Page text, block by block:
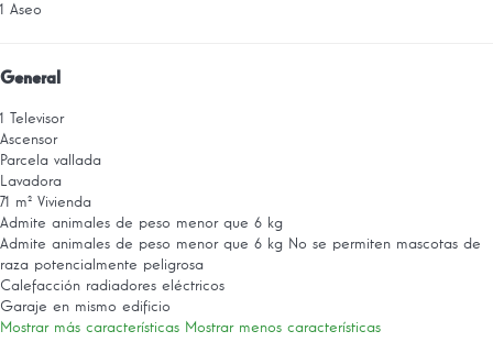
1 Aseo
General
1 Televisor
Ascensor
Parcela vallada
Lavadora
71 m² Vivienda
Admite animales de peso menor que 6 kg
Admite animales de peso menor que 6 kg No se permiten mascotas de
raza potencialmente peligrosa
Calefacción radiadores eléctricos
Garaje en mismo edificio
Mostrar más características Mostrar menos características